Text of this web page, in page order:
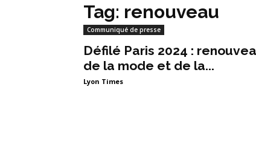
La
Fois
Tag: renouveau
Communiqué de presse
Défilé Paris 2024 :
de la mode et de la...
Lyon Times